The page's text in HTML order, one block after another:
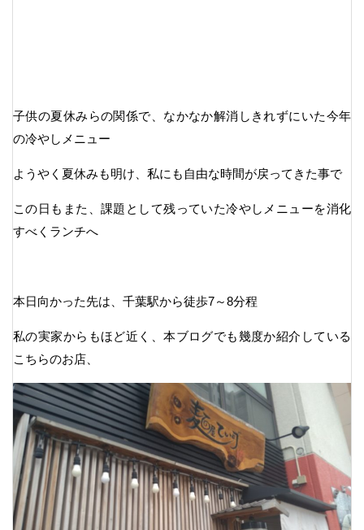
子供の夏休みらの関係で、なかなか解消しきれずにいた今年
の冷やしメニュー
ようやく夏休みも明け、私にも自由な時間が戻ってきた事で
この日もまた、課題として残っていた冷やしメニューを消化
すべくランチへ
本日向かった先は、千葉駅から徒歩7～8分程
私の実家からもほど近く、本ブログでも幾度か紹介している
こちらのお店、